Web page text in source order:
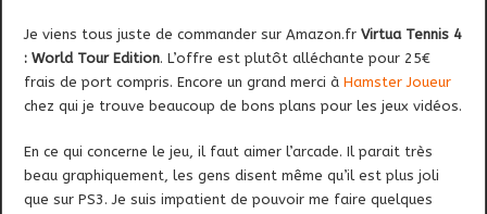
Je viens tous juste de commander sur Amazon.frVirtua Tennis 4
: World Tour Edition. L’offre est plutôt alléchante pour 25€
frais de port compris. Encore un grand merci àHamster Joueur
chez qui je trouve beaucoup de bons plans pour les jeux vidéos.
En ce qui concerne le jeu, il faut aimer l’arcade. Il parait très
beau graphiquement, les gens disent même qu’il est plus joli
que sur PS3. Je suis impatient de pouvoir me faire quelques